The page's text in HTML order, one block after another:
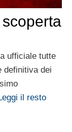
ufficiale tutte
definitiva dei
il resto